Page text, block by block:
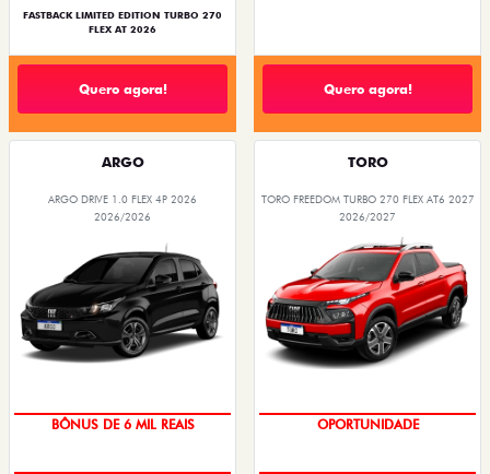
FASTBACK LIMITED EDITION TURBO 270
FLEX AT 2026
Quero agora! Quero agora!
ARGO
ARGO DRIVE 1.0 FLEX 4P 2026
2026/2026
BÔNUS DE 6 MIL REAIS
TORO
TORO FREEDOM TURBO 270 FLEX AT6 2027
2026/2027
OPORTUNIDADE